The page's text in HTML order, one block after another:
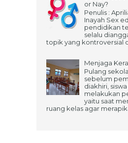
or Nay?
Penulis :
Inayah Sex
pendidikan
selalu
topik yang kontroversial
Menjaga
Pulang
sebelum
diakhiri,
melakukan
yaitu saat
ruang kelas agar